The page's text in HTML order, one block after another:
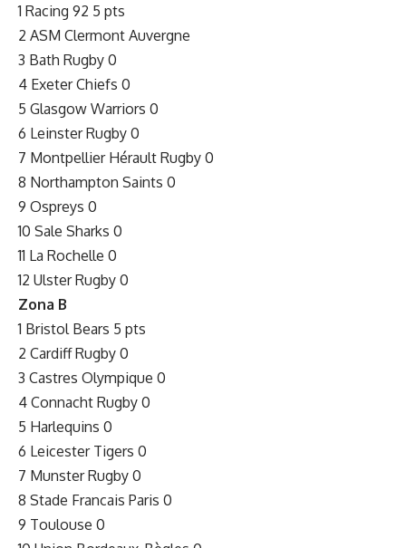
1 Racing 92 5 pts
2 ASM Clermont Auvergne
3 Bath Rugby 0
4 Exeter Chiefs 0
5 Glasgow Warriors 0
6 Leinster Rugby 0
7 Montpellier Hérault Rugby 0
8 Northampton Saints 0
9 Ospreys 0
10 Sale Sharks 0
11 La Rochelle 0
12 Ulster Rugby 0
Zona B
1 Bristol Bears 5 pts
2 Cardiff Rugby 0
3 Castres Olympique 0
4 Connacht Rugby 0
5 Harlequins 0
6 Leicester Tigers 0
7 Munster Rugby 0
8 Stade Francais Paris 0
9 Toulouse 0